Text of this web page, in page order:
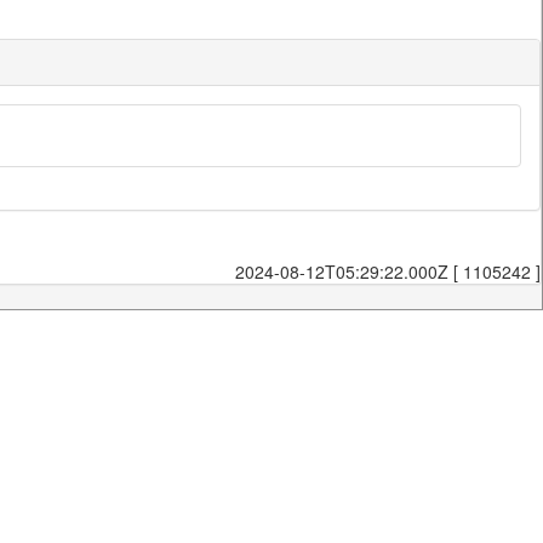
2024-08-12T05:29:22.000Z [ 1105242 ]